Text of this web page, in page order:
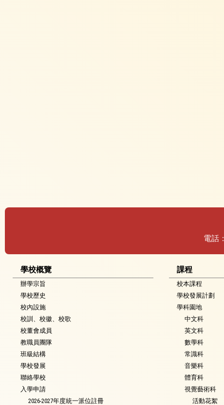
電話：
學校概覽
辦學宗旨
學校歷史
校內設施
校訓、校徽、校歌
校董會成員
教職員團隊
班級結構
學校發展
聯絡學校
入學申請
2026-2027年度統一派位註冊
課程
校本課程
學校發展計劃
學科園地
中文科
英文科
數學科
常識科
音樂科
體育科
視覺藝術科
活動花絮